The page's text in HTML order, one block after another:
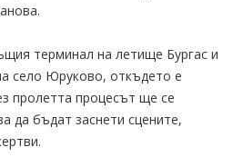
терминал на летище Бургас и
село Юруково, откъдето е
пролетта процесът ще се
да бъдат заснети сцените,